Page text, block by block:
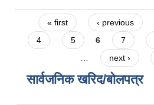
Pages
« first ‹ previous
4
5 6 7
next ›
सार्वजनिक खरिद/बोलपत्र